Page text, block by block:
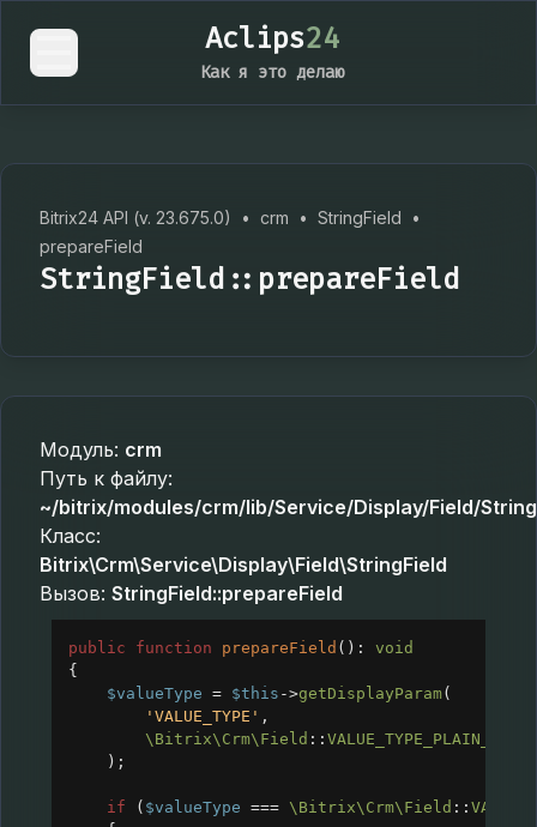
Aclips24
Как я это делаю
Bitrix24 API (v. 23.675.0) • crm • StringField
•
prepareField
StringField::prepareField
Модуль: crm
Путь к файлу:
~/bitrix/modules/crm/lib/Service/Display/Field/
Класс:
Bitrix\Crm\Service\Display\Field\StringField
Вызов: StringField::prepareField
public function prepareField (): void
{
$valueType = $this ->getDisplayParam(
'VALUE_TYPE' ,
\Bitrix\Crm\Field :: VALUE_TYPE_PLAIN_TEXT
);
if ( $valueType === \Bitrix\Crm\Field ::